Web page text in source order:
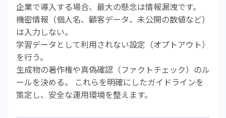
企業で導入する場合、最大の懸念は情報漏洩です。
機密情報（個人名、顧客データ、未公開の数値など）
は入力しない。
学習データとして利用されない設定（オプトアウト）
を行う。
生成物の著作権や真偽確認（ファクトチェック）のル
ールを決める。 これらを明確にしたガイドラインを
策定し、安全な運用環境を整えます。